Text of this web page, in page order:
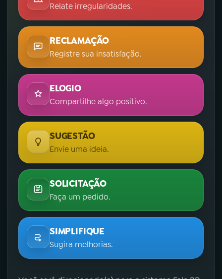
Relate irregularidades.
RECLAMAÇÃO
Registre sua insatisfação.
ELOGIO
Compartilhe algo positivo.
SUGESTÃO
Envie uma ideia.
SOLICITAÇÃO
Faça um pedido.
SIMPLIFIQUE
Sugira melhorias.